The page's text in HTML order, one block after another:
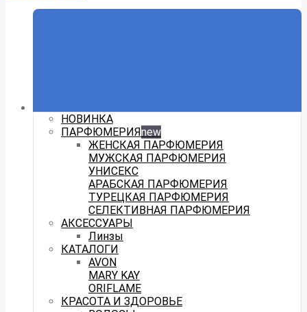
НОВИНКА
ПАРФЮМЕРИЯnew
ЖЕНСКАЯ ПАРФЮМЕРИЯ
МУЖСКАЯ ПАРФЮМЕРИЯ
УНИСЕКС
АРАБСКАЯ ПАРФЮМЕРИЯ
ТУРЕЦКАЯ ПАРФЮМЕРИЯ
СЕЛЕКТИВНАЯ ПАРФЮМЕРИЯ
АКСЕССУАРЫ
Линзы
КАТАЛОГИ
AVON
MARY KAY
ORIFLAME
КРАСОТА И ЗДОРОВЬЕ